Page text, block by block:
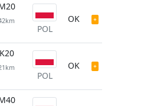
POL
OK
K20
POL
OK